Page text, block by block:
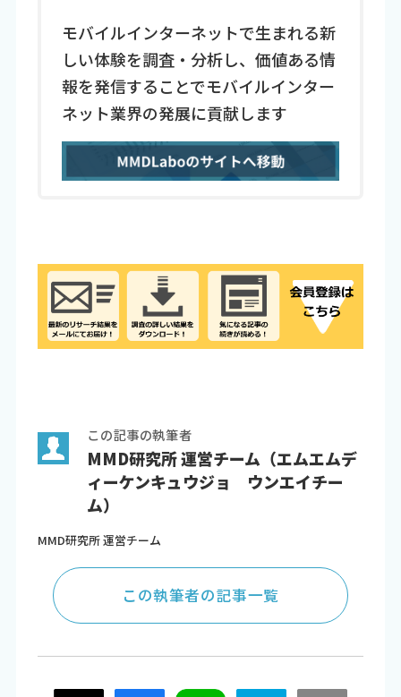
モバイルインターネットで生まれる新
しい体験を調査・分析し、価値ある情
報を発信することでモバイルインター
ネット業界の発展に貢献します
この記事の執筆者
MMD研究所 運営チーム（エムエムデ
ィーケンキュウジョ ウンエイチー
ム）
MMD研究所 運営チーム
この執筆者の記事一覧